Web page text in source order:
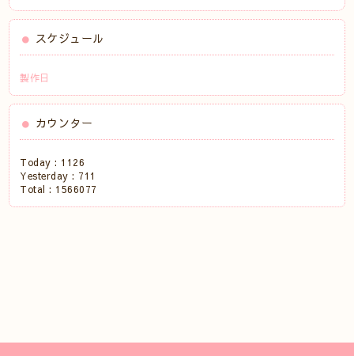
スケジュール
製作日
カウンター
Today : 1126
Yesterday : 711
Total : 1566077